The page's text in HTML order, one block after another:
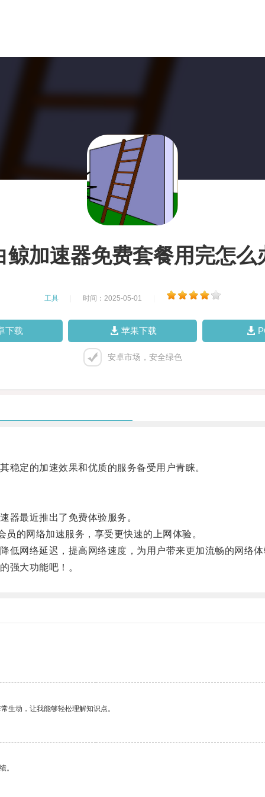
鲸加速器免费套餐用完怎么
工具 时间：2025-05-01
下载 苹果下载
安卓市场，安全绿色
定的加速效果和优质的服务备受用户青睐。
最近推出了免费体验服务。
网络加速服务，享受更快速的上网体验。
网络延迟，提高网络速度，为用户带来更加流畅的网络体
大功能吧！。
生动，让我能够轻松理解知识点。
。